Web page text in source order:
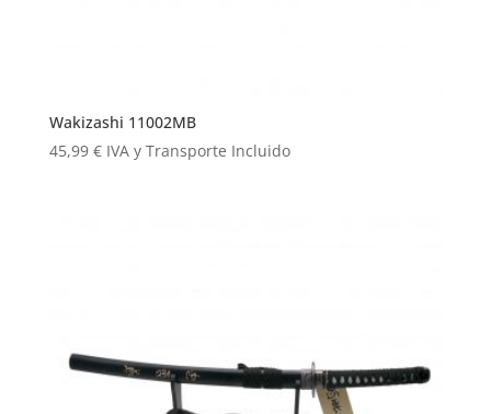
Wakizashi 11002MB
45,99 € IVA y Transporte Incluido